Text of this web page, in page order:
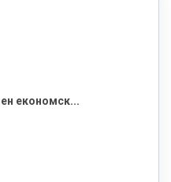
економск...